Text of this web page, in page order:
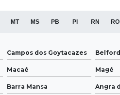
MT MS PB PI RN RO
Campos dos Goytacazes
Macaé Magé
Barra Mansa Angra